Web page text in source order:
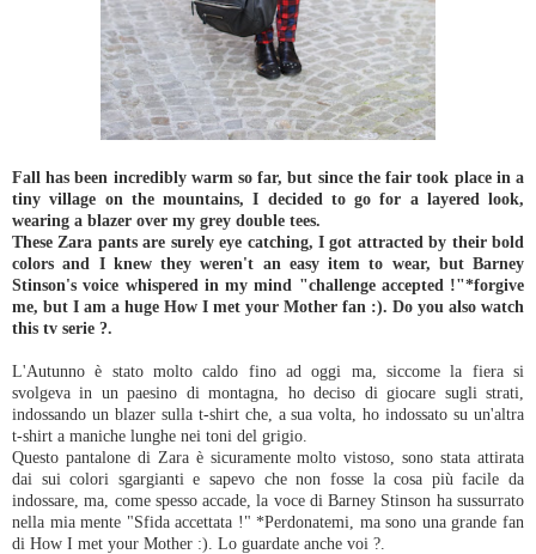
Fall has been incredibly warm so far, but since the fair took place in a
tiny village on the mountains, I decided to go for a layered look,
wearing a blazer over my grey double tees.
These Zara pants are surely eye catching, I got attracted by their bold
colors and I knew they weren't an easy item to wear, but Barney
Stinson's voice whispered in my mind "challenge accepted !"*forgive
me, but I am a huge How I met your Mother fan :). Do you also watch
this tv serie ?.
L'Autunno è stato molto caldo fino ad oggi ma, siccome la fiera si
svolgeva in un paesino di montagna, ho deciso di giocare sugli strati,
indossando un blazer sulla t-shirt che, a sua volta, ho indossato su un'altra
t-shirt a maniche lunghe nei toni del grigio.
Questo pantalone di Zara è sicuramente molto vistoso, sono stata attirata
dai sui colori sgargianti e sapevo che non fosse la cosa più facile da
indossare, ma, come spesso accade, la voce di Barney Stinson ha sussurrato
nella mia mente "Sfida accettata !" *Perdonatemi, ma sono una grande fan
di How I met your Mother :). Lo guardate anche voi ?.